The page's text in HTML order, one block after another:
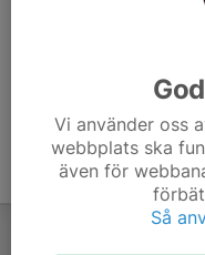
Vi använder oss
webbplats ska
även för
Så